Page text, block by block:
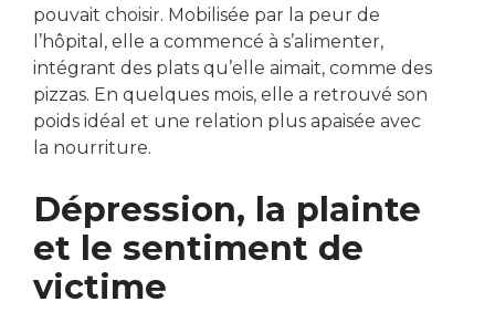
pouvait choisir. Mobilisée par la peur de
l’hôpital, elle a commencé à s’alimenter,
intégrant des plats qu’elle aimait, comme des
pizzas. En quelques mois, elle a retrouvé son
poids idéal et une relation plus apaisée avec
la nourriture.
Dépression, la plainte
et le sentiment de
victime